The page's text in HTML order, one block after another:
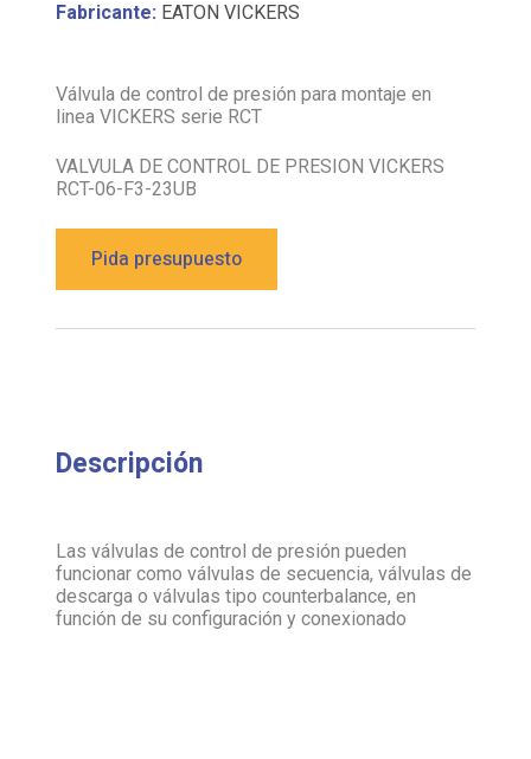
Fabricante: EATON VICKERS
Válvula de control de presión para montaje en
linea VICKERS serie RCT
VALVULA DE CONTROL DE PRESION VICKERS
RCT-06-F3-23UB
Pida presupuesto
Descripción
Las válvulas de control de presión pueden
funcionar como válvulas de secuencia, válvulas de
descarga o válvulas tipo counterbalance, en
función de su configuración y conexionado